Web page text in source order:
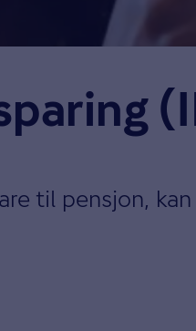
til pensjon,